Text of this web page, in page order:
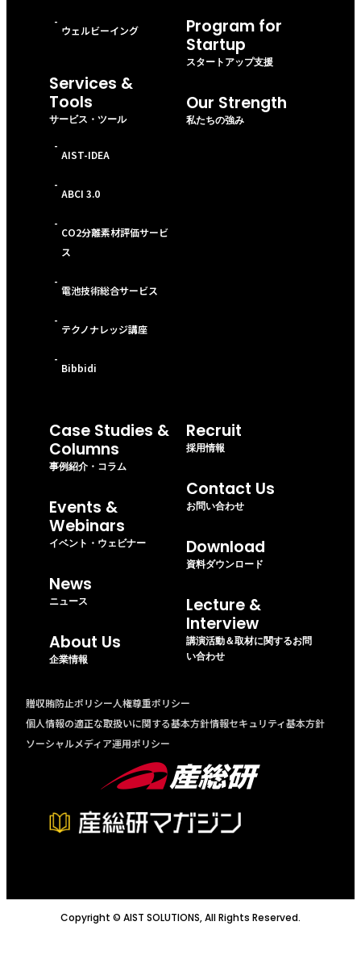
-
ウェルビーイング
Services &
Tools
サービス・ツール
-
AIST-IDEA
-
ABCI 3.0
-
CO2分離素材評価サービ
ス
-
電池技術総合サービス
-
テクノナレッジ講座
-
Bibbidi
Program for
Startup
スタートアップ支援
Our Strength
私たちの強み
Case Studies &
Columns
事例紹介・コラム
Events &
Webinars
イベント・ウェビナー
News
ニュース
About Us
企業情報
Recruit
採用情報
Contact Us
お問い合わせ
Download
資料ダウンロード
Lecture &
Interview
講演活動＆取材に関するお問
い合わせ
贈収賄防止ポリシー人権尊重ポリシー
個人情報の適正な取扱いに関する基本方針情報セキュリティ基本方針
ソーシャルメディア運用ポリシー
Copyright © AIST SOLUTIONS, All Rights Reserved.